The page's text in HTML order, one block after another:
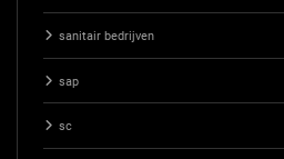
sanitair bedrijven
sap
sc